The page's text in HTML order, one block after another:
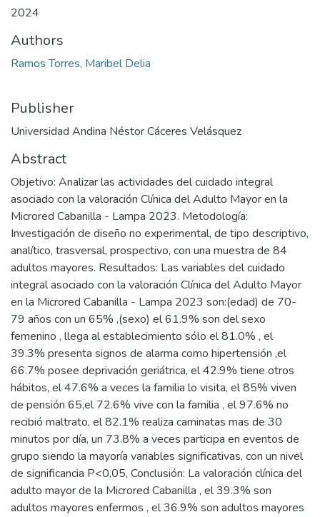
2024
Authors
Ramos Torres, Maribel Delia
Publisher
Universidad Andina Néstor Cáceres Velásquez
Abstract
Objetivo: Analizar las actividades del cuidado integral
asociado con la valoración Clínica del Adulto Mayor en la
Microred Cabanilla - Lampa 2023. Metodología:
Investigación de diseño no experimental, de tipo descriptivo,
analítico, trasversal, prospectivo, con una muestra de 84
adultos mayores. Resultados: Las variables del cuidado
integral asociado con la valoración Clínica del Adulto Mayor
en la Microred Cabanilla - Lampa 2023 son:(edad) de 70-
79 años con un 65% ,(sexo) el 61.9% son del sexo
femenino , llega al establecimiento sólo el 81.0% , el
39.3% presenta signos de alarma como hipertensión ,el
66.7% posee deprivación geriátrica, el 42.9% tiene otros
hábitos, el 47.6% a veces la familia lo visita, el 85% viven
de pensión 65,el 72.6% vive con la familia , el 97.6% no
recibió maltrato, el 82.1% realiza caminatas mas de 30
minutos por día, un 73.8% a veces participa en eventos de
grupo siendo la mayoría variables significativas, con un nivel
de significancia P<0,05, Conclusión: La valoración clínica del
adulto mayor de la Microred Cabanilla , el 39.3% son
adultos mayores enfermos , el 36.9% son adultos mayores